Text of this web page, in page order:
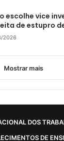
escolhe vice
de estupro
2026
Mostrar mais
DOS
DE